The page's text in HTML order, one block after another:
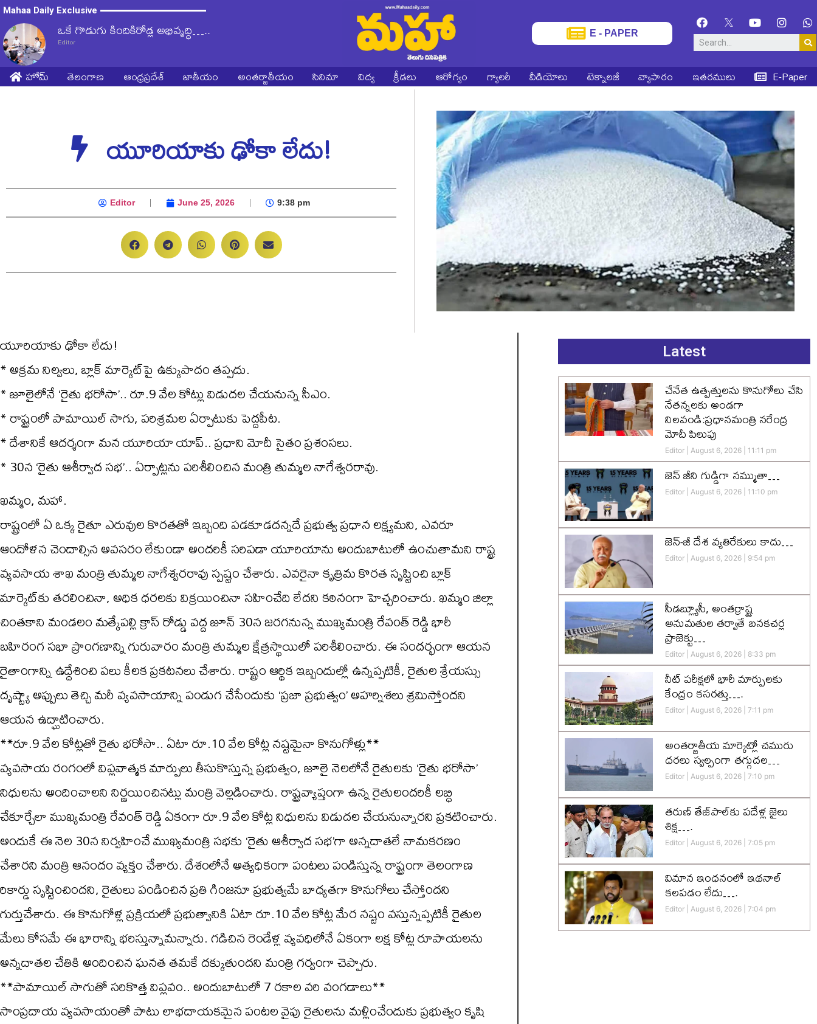
Mahaa Daily Exclusive
ఒకే గొడుగు కిందికిరోడ్ల అభివృద్ధి…..
Editor
E - PAPER
హోమ్ తెలంగాణ ఆంధ్రప్రదేశ్ జాతీయం అంతర్జాతీయం సినిమా విద్య క్రీడలు ఆరోగ్యం గ్యాలరీ వీడియోలు టెక్నాలజీ వ్యాపారం ఇతరములు E-Paper
యూరియాకు ఢోకా లేదు!
Editor June 25, 2026 9:38 pm
యూరియాకు ఢోకా లేదు!
* అక్రమ నిల్వలు, బ్లాక్‌ మార్కెట్‌పై ఉక్కుపాదం తప్పదు.
* జూలైలోనే ‘రైతు భరోసా’.. రూ.9 వేల కోట్లు విడుదల చేయనున్న సీఎం.
* రాష్ట్రంలో పామాయిల్‌ సాగు, పరిశ్రమల ఏర్పాటుకు పెద్దపీట.
* దేశానికే ఆదర్శంగా మన యూరియా యాప్‌.. ప్రధాని మోదీ సైతం ప్రశంసలు.
* 30న ‘రైతు ఆశీర్వాద సభ’.. ఏర్పాట్లను పరిశీలించిన మంత్రి తుమ్మల నాగేశ్వరరావు.
ఖమ్మం, మహా.
రాష్ట్రంలో ఏ ఒక్క రైతూ ఎరువుల కొరతతో ఇబ్బంది పడకూడదన్నదే ప్రభుత్వ ప్రధాన లక్ష్యమని, ఎవరూ
ఆందోళన చెందాల్సిన అవసరం లేకుండా అందరికీ సరిపడా యూరియాను అందుబాటులో ఉంచుతామని రాష్ట్ర
వ్యవసాయ శాఖ మంత్రి తుమ్మల నాగేశ్వరరావు స్పష్టం చేశారు. ఎవరైనా కృత్రిమ కొరత సృష్టించి బ్లాక్
మార్కెట్‌కు తరలించినా, అధిక ధరలకు విక్రయించినా సహించేది లేదని కఠినంగా హెచ్చరించారు. ఖమ్మం జిల్లా
చింతకాని మండలం మత్కేపల్లి క్రాస్ రోడ్డు వద్ద జూన్‌ 30న జరగనున్న ముఖ్యమంత్రి రేవంత్ రెడ్డి భారీ
బహిరంగ సభా ప్రాంగణాన్ని గురువారం మంత్రి తుమ్మల క్షేత్రస్థాయిలో పరిశీలించారు. ఈ సందర్భంగా ఆయన
రైతాంగాన్ని ఉద్దేశించి పలు కీలక ప్రకటనలు చేశారు. రాష్ట్రం ఆర్థిక ఇబ్బందుల్లో ఉన్నప్పటికీ, రైతుల శ్రేయస్సు
దృష్ట్యా అప్పులు తెచ్చి మరీ వ్యవసాయాన్ని పండుగ చేసేందుకు ‘ప్రజా ప్రభుత్వం’ అహర్నిశలు శ్రమిస్తోందని
ఆయన ఉద్ఘాటించారు.
**రూ.9 వేల కోట్లతో రైతు భరోసా.. ఏటా రూ.10 వేల కోట్ల నష్టమైనా కొనుగోళ్లు**
వ్యవసాయ రంగంలో విప్లవాత్మక మార్పులు తీసుకొస్తున్న ప్రభుత్వం, జూలై నెలలోనే రైతులకు ‘రైతు భరోసా’
నిధులను అందించాలని నిర్ణయించినట్లు మంత్రి వెల్లడించారు. రాష్ట్రవ్యాప్తంగా ఉన్న రైతులందరికీ లబ్ధి
చేకూర్చేలా ముఖ్యమంత్రి రేవంత్ రెడ్డి ఏకంగా రూ.9 వేల కోట్ల నిధులను విడుదల చేయనున్నారని ప్రకటించారు.
అందుకే ఈ నెల 30న నిర్వహించే ముఖ్యమంత్రి సభకు ‘రైతు ఆశీర్వాద సభ’గా అన్నదాతలే నామకరణం
చేశారని మంత్రి ఆనందం వ్యక్తం చేశారు. దేశంలోనే అత్యధికంగా పంటలు పండిస్తున్న రాష్ట్రంగా తెలంగాణ
రికార్డు సృష్టించిందని, రైతులు పండించిన ప్రతి గింజనూ ప్రభుత్వమే బాధ్యతగా కొనుగోలు చేస్తోందని
గుర్తుచేశారు. ఈ కొనుగోళ్ల ప్రక్రియలో ప్రభుత్వానికి ఏటా రూ.10 వేల కోట్ల మేర నష్టం వస్తున్నప్పటికీ రైతుల
మేలు కోసమే ఈ భారాన్ని భరిస్తున్నామన్నారు. గడిచిన రెండేళ్ల వ్యవధిలోనే ఏకంగా లక్ష కోట్ల రూపాయలను
అన్నదాతల చేతికి అందించిన ఘనత తమకే దక్కుతుందని మంత్రి గర్వంగా చెప్పారు.
**పామాయిల్ సాగుతో సరికొత్త విప్లవం.. అందుబాటులో 7 రకాల వరి వంగడాలు**
సాంప్రదాయ వ్యవసాయంతో పాటు లాభదాయకమైన పంటల వైపు రైతులను మళ్లించేందుకు ప్రభుత్వం కృషి
Latest
చేనేత ఉత్పత్తులను కొనుగోలు చేసి
నేతన్నలకు అండగా
నిలవండి:ప్రధానమంత్రి నరేంద్ర
మోదీ పిలుపు
Editor August 6, 2026 11:11 pm
జెన్‌ జీని గుడ్డిగా నమ్ముతా…
Editor August 6, 2026 11:10 pm
జెన్-జీ దేశ వ్యతిరేకులు కాదు…
Editor August 6, 2026 9:54 pm
సీడబ్ల్యూసీ, అంతర్రాష్ట్ర
అనుమతుల తర్వాతే బనకచర్ల
ప్రాజెక్టు…
Editor August 6, 2026 8:33 pm
నీట్ పరీక్షలో భారీ మార్పులకు
కేంద్రం కసరత్తు….
Editor August 6, 2026 7:11 pm
అంతర్జాతీయ మార్కెట్లో చమురు
ధరలు స్వల్పంగా తగ్గుదల…
Editor August 6, 2026 7:10 pm
తరుణ్ తేజ్‌పాల్‌కు పదేళ్ల జైలు
శిక్ష….
Editor August 6, 2026 7:05 pm
విమాన ఇంధనంలో ఇథనాల్
కలపడం లేదు….
Editor August 6, 2026 7:04 pm